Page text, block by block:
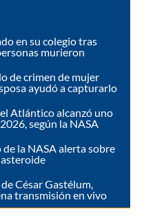
en su colegio tras
murieron
de crimen de mujer
ayudó a capturarlo
Atlántico alcanzó uno
según la NASA
la NASA alerta sobre
César Gastélum,
transmisión en vivo